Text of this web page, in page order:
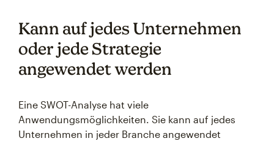
Kann auf jedes Unternehmen
oder jede Strategie
angewendet werden
Eine SWOT-Analyse hat viele
Anwendungsmöglichkeiten. Sie kann auf jedes
Unternehmen in jeder Branche angewendet